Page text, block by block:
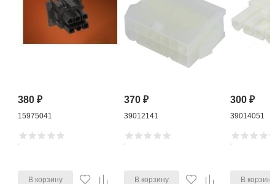
380₽
15975041
В корзину
370₽
39012141
В корзину
300₽
39014051
В корзину